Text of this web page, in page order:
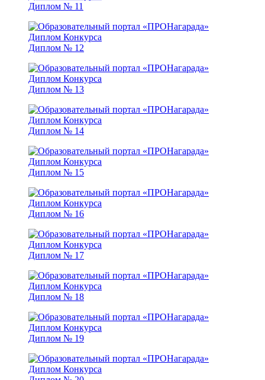
Диплом № 11
Диплом № 12
Диплом № 13
Диплом № 14
Диплом № 15
Диплом № 16
Диплом № 17
Диплом № 18
Диплом № 19